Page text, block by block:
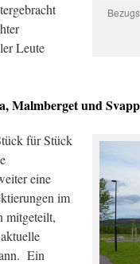
Leute
Malmberget und
für Stück
eine
im
mitgeteilt,
Ein